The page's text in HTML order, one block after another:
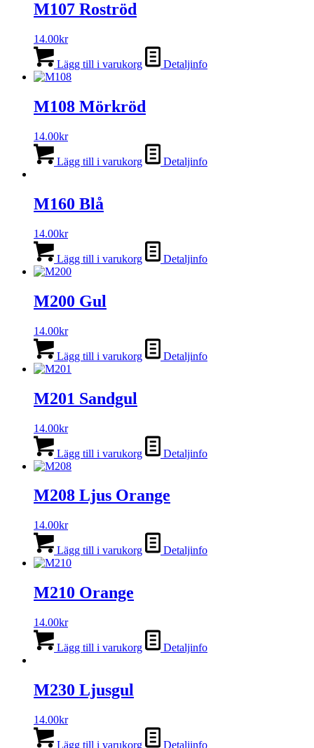
M107 Roströd
14.00kr
Lägg till i varukorg Detaljinfo
M108 Mörkröd
14.00kr
Lägg till i varukorg Detaljinfo
M160 Blå
14.00kr
Lägg till i varukorg Detaljinfo
M200 Gul
14.00kr
Lägg till i varukorg Detaljinfo
M201 Sandgul
14.00kr
Lägg till i varukorg Detaljinfo
M208 Ljus Orange
14.00kr
Lägg till i varukorg Detaljinfo
M210 Orange
14.00kr
Lägg till i varukorg Detaljinfo
M230 Ljusgul
14.00kr
Lägg till i varukorg Detaljinfo